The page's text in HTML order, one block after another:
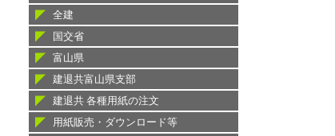
全建
国交省
富山県
建退共富山県支部
建退共 各種用紙の注文
用紙販売・ダウンロード等